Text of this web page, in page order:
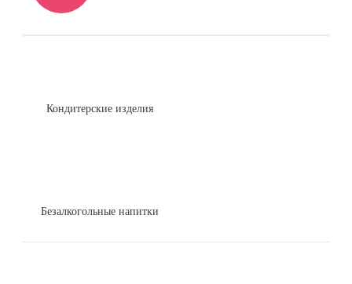
Кондитерские изделия
Безалкогольные напитки